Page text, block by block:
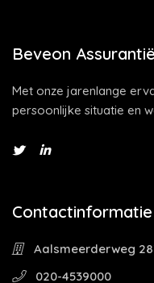
Beveon
Met onze jarenlange
persoonlijke situatie en
Contactinformatie
Aalsmeerderweg
020-4539000